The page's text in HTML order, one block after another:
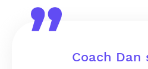
Coach Dan